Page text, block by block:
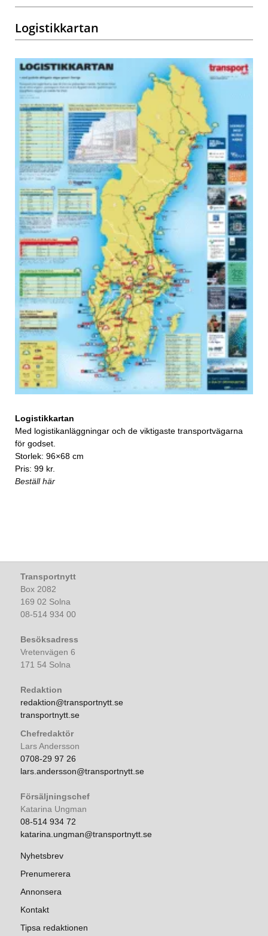
Logistikkartan
Logistikkartan
Med logistikanläggningar och de viktigaste transportvägarna
för godset.
Storlek: 96×68 cm
Pris: 99 kr.
Beställ här
Transportnytt
Box 2082
169 02 Solna
08-514 934 00
Besöksadress
Vretenvägen 6
171 54 Solna
Redaktion
redaktion@transportnytt.se
transportnytt.se
Chefredaktör
Lars Andersson
0708-29 97 26
lars.andersson@transportnytt.se
Försäljningschef
Katarina Ungman
08-514 934 72
katarina.ungman@transportnytt.se
Nyhetsbrev
Prenumerera
Annonsera
Kontakt
Tipsa redaktionen